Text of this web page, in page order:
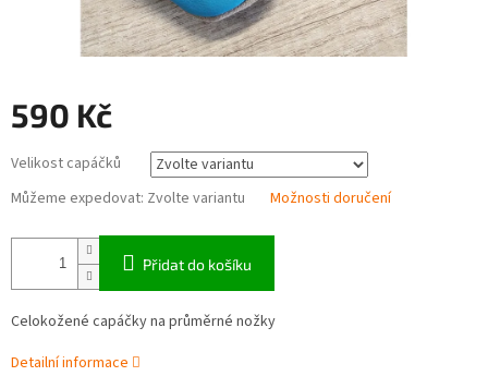
590 Kč
cena:
Velikost capáčků
Můžeme expedovat: Zvolte variantu Možnosti doručení
Přidat do košíku
Celokožené capáčky na průměrné nožky
Detailní informace